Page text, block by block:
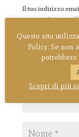
Il tuo indirizzo
sono contrassegnati
Questo sito
Policy. Se non
Scopri di più